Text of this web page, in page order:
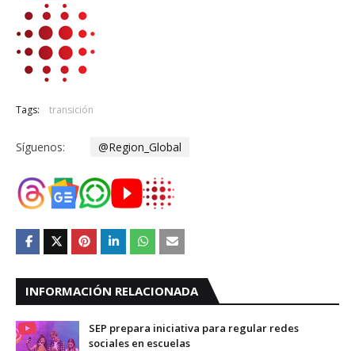
Tags: transición
Síguenos: @Region_Global
INFORMACIÓN RELACIONADA
SEP prepara iniciativa para regular redes
sociales en escuelas